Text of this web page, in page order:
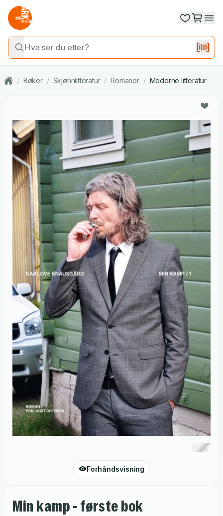
/ Bøker / Skjønnlitteratur / Romaner / Moderne litteratur
Forhåndsvisning
Min kamp - første bok